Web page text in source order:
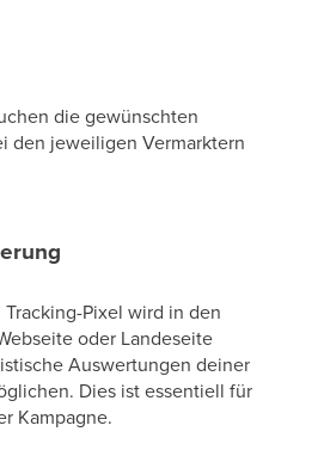
die gewünschten
den jeweiligen Vermarktern
Tracking-Pixel wird in den
oder Landeseite
Auswertungen deiner
Dies ist essentiell für
Kampagne.